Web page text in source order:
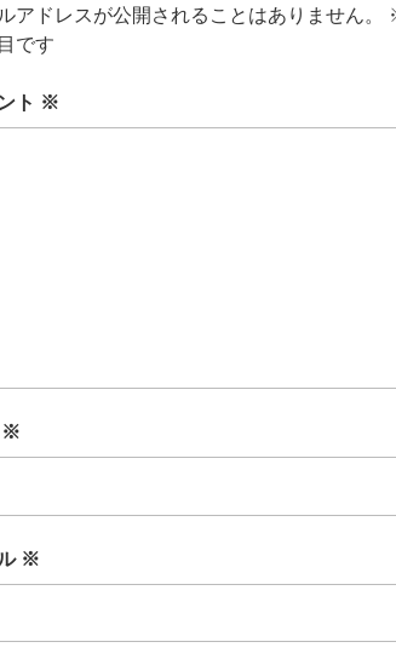
アドレスが公開されることはありません。
です
ト ※
※
※